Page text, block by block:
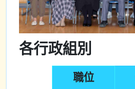
各行政組別
職位